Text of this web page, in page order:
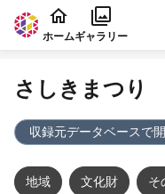
本文に飛ぶ
ホームギャラリー
さしきまつり
収録元データベースで開
地域 文化財 そ